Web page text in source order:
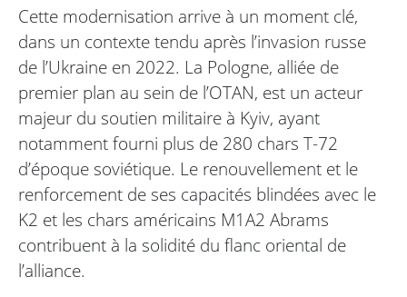
Cette modernisation arrive à un moment clé,
dans un contexte tendu après l’invasion russe
de l’Ukraine en 2022. La Pologne, alliée de
premier plan au sein de l’OTAN, est un acteur
majeur du soutien militaire à Kyiv, ayant
notamment fourni plus de 280 chars T-72
d’époque soviétique. Le renouvellement et le
renforcement de ses capacités blindées avec le
K2 et les chars américains M1A2 Abrams
contribuent à la solidité du flanc oriental de
l’alliance.